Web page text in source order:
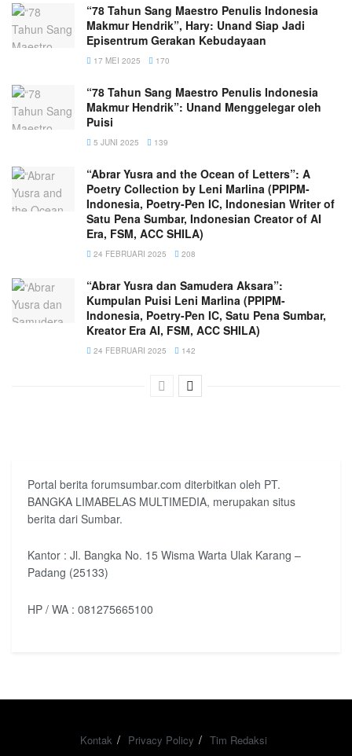
“78 Tahun Sang Maestro Penulis Indonesia
Makmur Hendrik”, Hary: Unand Siap Jadi
Episentrum Gerakan Kebudayaan
17 MEI 2025 170
“78 Tahun Sang Maestro Penulis Indonesia
Makmur Hendrik”: Unand Menggelegar oleh
Puisi
5 JUNI 2025 139
“Abrar Yusra and the Ocean of Letters”: A
Poetry Collection by Leni Marlina (PPIPM-
Indonesia, Poetry-Pen IC, Indonesian Writer of
Satu Pena Sumbar, Indonesian Creator of AI
Era, FSM, ACC SHILA)
24 FEBRUARI 2025 208
“Abrar Yusra dan Samudera Aksara”:
Kumpulan Puisi Leni Marlina (PPIPM-
Indonesia, Poetry-Pen IC, Satu Pena Sumbar,
Kreator Era AI, FSM, ACC SHILA)
24 FEBRUARI 2025 142
Portal berita forumsumbar.com diterbitkan oleh PT.
BANGKA LIMABELAS MULTIMEDIA, merupakan situs
berita dari Sumbar.
Kantor : Jl. Bangka No. 15 Wisma Warta Ulak Karang –
Padang (25133)
HP / WA : 081275665100
Kontak Privacy Policy Tim Redaksi